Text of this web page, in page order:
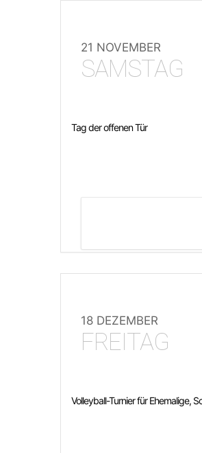
21 NOVEMBER
SAMSTAG
Tag der offenen Tür
18 DEZEMBER
FREITAG
Volleyball-Turnier für Ehemalige,